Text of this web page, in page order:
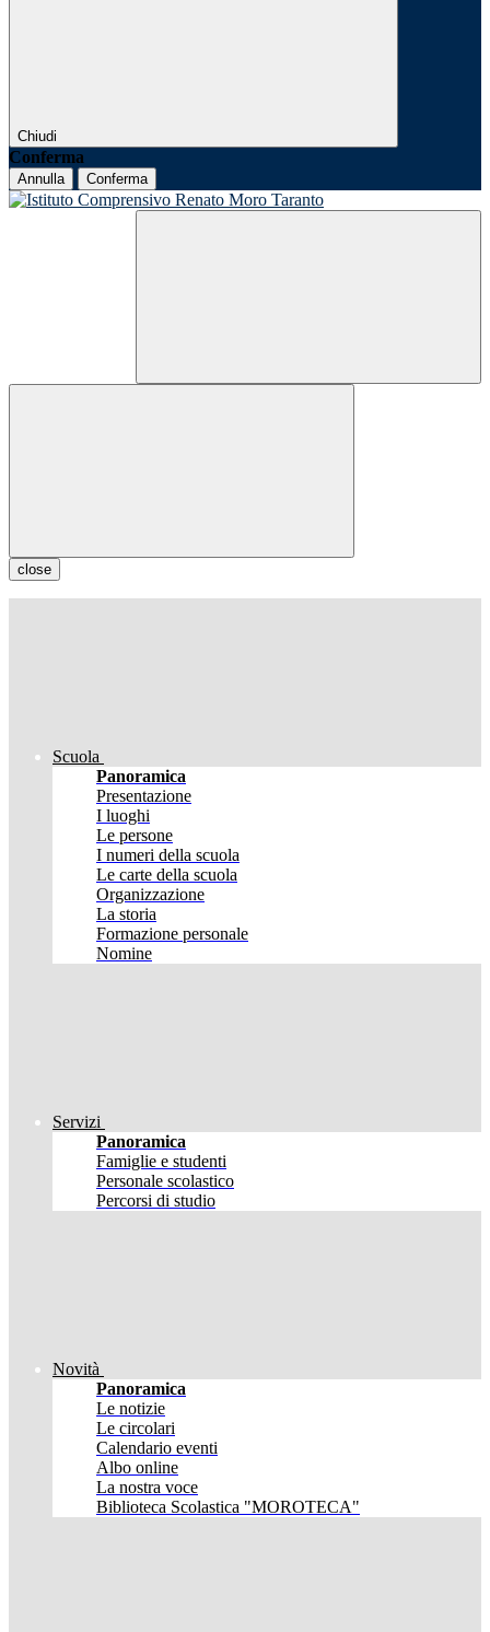
Chiudi
Conferma
Annulla Conferma
close
Scuola
Panoramica
Presentazione
I luoghi
Le persone
I numeri della scuola
Le carte della scuola
Organizzazione
La storia
Formazione personale
Nomine
Servizi
Panoramica
Famiglie e studenti
Personale scolastico
Percorsi di studio
Novità
Panoramica
Le notizie
Le circolari
Calendario eventi
Albo online
La nostra voce
Biblioteca Scolastica "MOROTECA"